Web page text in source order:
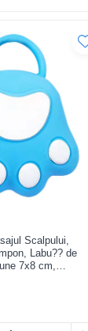
Scalpului,
Labu?? de
7x8 cm,
Curata a